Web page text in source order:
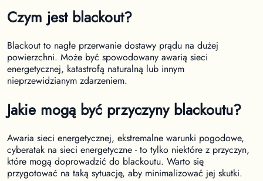
Czym jest blackout?
Blackout to nagłe przerwanie dostawy prądu na dużej
powierzchni. Może być spowodowany awarią sieci
energetycznej, katastrofą naturalną lub innym
nieprzewidzianym zdarzeniem.
Jakie mogą być przyczyny blackoutu?
Awaria sieci energetycznej, ekstremalne warunki pogodowe,
cyberatak na sieci energetyczne - to tylko niektóre z przyczyn,
które mogą doprowadzić do blackoutu. Warto się
przygotować na taką sytuację, aby minimalizować jej skutki.